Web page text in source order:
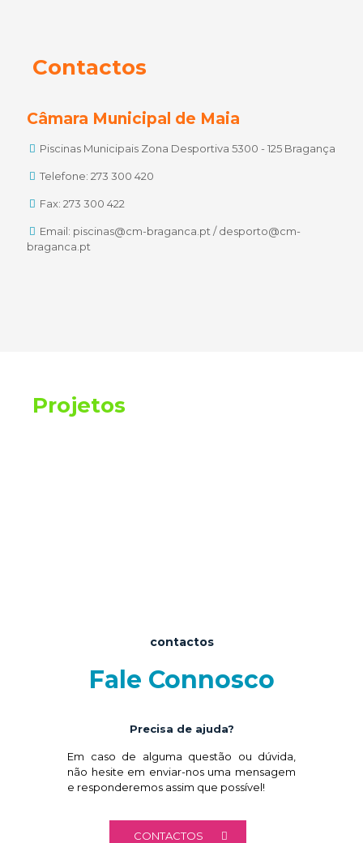
Contactos
Câmara Municipal de Maia
Piscinas Municipais Zona Desportiva 5300 - 125 Bragança
Telefone: 273 300 420
Fax: 273 300 422
Email: piscinas@cm-braganca.pt / desporto@cm-
braganca.pt
Projetos
contactos
Fale Connosco
Precisa de ajuda?
Em caso de alguma questão ou dúvida,
não hesite em enviar-nos uma mensagem
e responderemos assim que possível!
CONTACTOS